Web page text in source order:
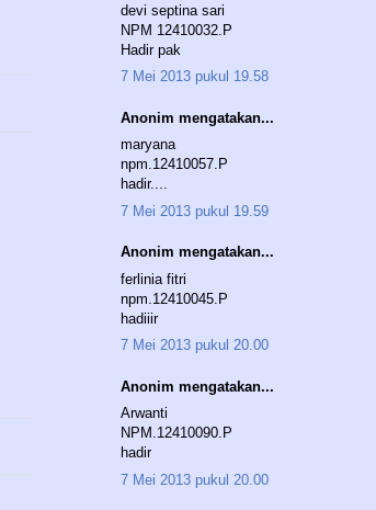
devi septina sari
NPM 12410032.P
Hadir pak
7 Mei 2013 pukul 19.58
Anonim mengatakan...
maryana
npm.12410057.P
hadir....
7 Mei 2013 pukul 19.59
Anonim mengatakan...
ferlinia fitri
npm.12410045.P
hadiiir
7 Mei 2013 pukul 20.00
Anonim mengatakan...
Arwanti
NPM.12410090.P
hadir
7 Mei 2013 pukul 20.00